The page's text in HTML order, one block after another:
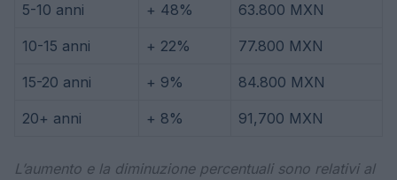
5-10 anni + 48% 63.800 MXN
10-15 anni + 22% 77.800 MXN
15-20 anni + 9% 84.800 MXN
20+ anni + 8% 91,700 MXN
L’aumento e la diminuzione percentuali sono relativi al